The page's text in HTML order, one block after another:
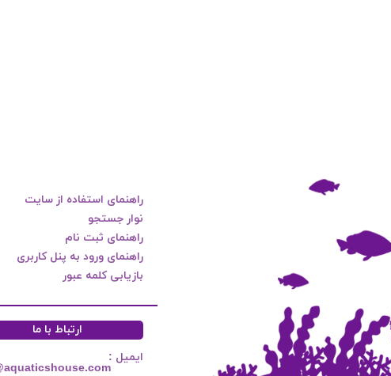
راهنمای استفاده از سایت
نوار جستجو
راهنمای ثبت نام
راهنمای ورود به پنل کاربری
بازیابی کلمه عبور
ارتباط با ما
ایمیل :